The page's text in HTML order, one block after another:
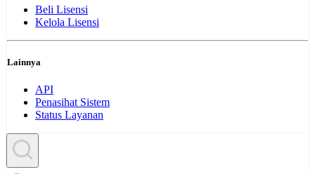
Beli Lisensi
Kelola Lisensi
Lainnya
API
Penasihat Sistem
Status Layanan